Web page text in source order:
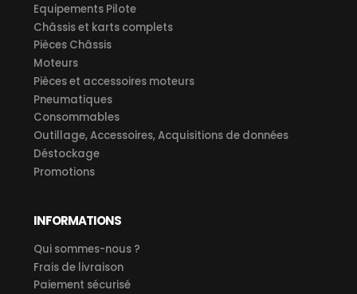
Equipements Pilote
Châssis et karts complets
Pièces Châssis
Moteurs
Pièces et accessoires moteurs
Pneumatiques
Consommables
Outillage, Accessoires, Acquisitions de données
Déstockage
Promotions
INFORMATIONS
Qui sommes-nous ?
Frais de livraison
Paiement sécurisé